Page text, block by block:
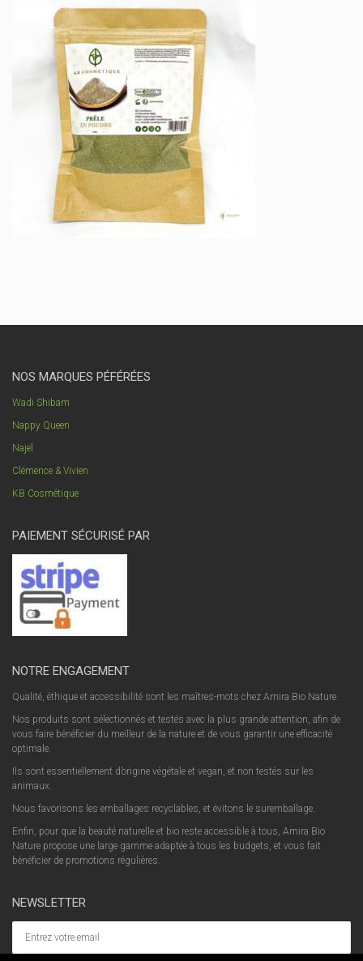
NOS MARQUES PÉFÉRÉES
Wadi Shibam
Nappy Queen
Najel
Clémence & Vivien
KB Cosmétique
PAIEMENT SÉCURISÉ PAR
NOTRE ENGAGEMENT
Qualité, éthique et accessibilité sont les maîtres-mots chez Amira Bio Nature.
Nos produits sont sélectionnés et testés avec la plus grande attention, afin de
vous faire bénéficier du meilleur de la nature et de vous garantir une efficacité
optimale.
Ils sont essentiellement d’origine végétale et vegan, et non testés sur les
animaux.
Nous favorisons les emballages recyclables, et évitons le suremballage.
Enfin, pour que la beauté naturelle et bio reste accessible à tous, Amira Bio
Nature propose une large gamme adaptée à tous les budgets, et vous fait
bénéficier de promotions régulières.
NEWSLETTER